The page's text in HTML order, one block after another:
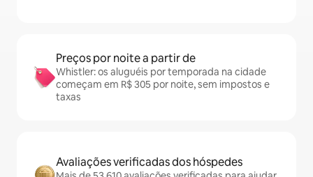
Preços por noite a partir de
Whistler: os aluguéis por temporada na cidade
começam em R$ 305 por noite, sem impostos e
taxas
Avaliações verificadas dos hóspedes